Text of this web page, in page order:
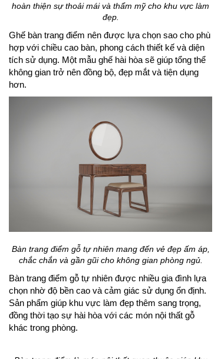
hoàn thiện sự thoải mái và thẩm mỹ cho khu vực làm
đẹp.
Ghế bàn trang điểm nên được lựa chọn sao cho phù
hợp với chiều cao bàn, phong cách thiết kế và diện
tích sử dụng. Một mẫu ghế hài hòa sẽ giúp tổng thể
không gian trở nên đồng bộ, đẹp mắt và tiện dụng
hơn.
Bàn trang điểm gỗ tự nhiên mang đến vẻ đẹp ấm áp,
chắc chắn và gần gũi cho không gian phòng ngủ.
Bàn trang điểm gỗ tự nhiên được nhiều gia đình lựa
chọn nhờ độ bền cao và cảm giác sử dụng ổn định.
Sản phẩm giúp khu vực làm đẹp thêm sang trọng,
đồng thời tạo sự hài hòa với các món nội thất gỗ
khác trong phòng.